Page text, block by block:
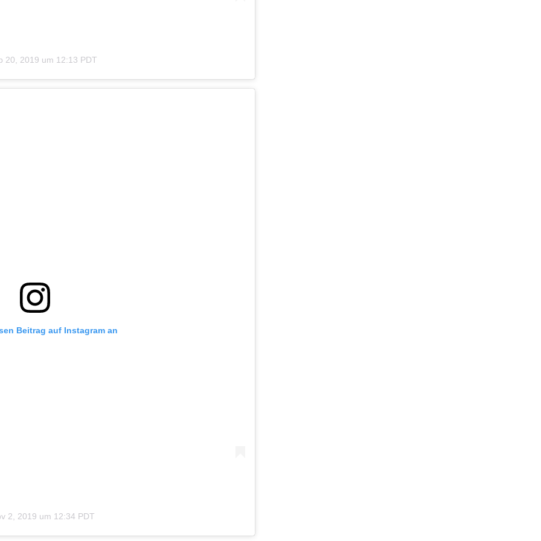
20, 2019 um 12:13 PDT
Beitrag auf Instagram an
2, 2019 um 12:34 PDT